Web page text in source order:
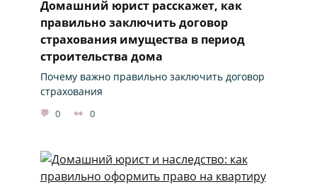
Домашний юрист расскажет, как
правильно заключить договор
страхования имущества в период
строительства дома
Почему важно правильно заключить договор
страхования
0 0